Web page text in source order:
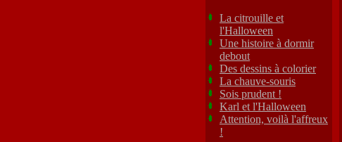
La citrouille et
l'Halloween
Une histoire à dormir
debout
Des dessins à colorier
La chauve-souris
Sois prudent !
Karl et l'Halloween
Attention, voilà l'affreux
!